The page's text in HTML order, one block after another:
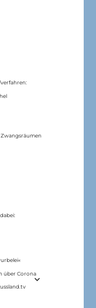
Zwangsräumen
über Corona